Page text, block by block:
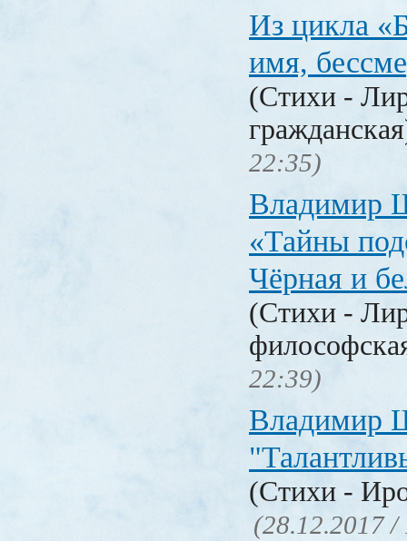
Из цикла
имя,
(Стихи -
22:35)
Владимир
«Тайны
Чёрная и
(Стихи -
22:39)
Владимир
(Стихи -
(28.12.2017 /